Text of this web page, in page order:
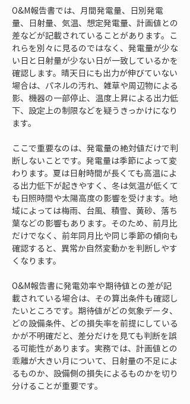
O&M報告書では、月間発電量、日別発電
量、日射量、気温、想定発電量、計画値との
差などが記載されていることがあります。こ
れらを別々に見るのではなく、発電量が少な
い日と日射量が少ない日が一致しているかを
確認します。晴天日にも出力が伸びていない
場合は、パネルの汚れ、雑草や周辺物による
影、機器の一部停止、温度上昇による出力低
下、設定上の制限などを疑うきっかけになり
ます。
ここで重要なのは、発電量の絶対値だけで判
断しないことです。発電量は季節によって変
わります。夏は日射時間が長くても高温によ
る出力低下が起きやすく、冬は気温が低くて
も日照時間や太陽高度の影響を受けます。地
域によっては梅雨、台風、積雪、黄砂、落ち
葉などの影響もあります。そのため、前月比
だけでなく、前年同月比や同じ季節の傾向も
確認すると、異常か自然変動かを判断しやす
くなります。
O&M報告書に発電効率や期待値との差が記
載されている場合は、その算出条件も確認し
たいところです。期待値がどの気象データ、
どの設備条件、どの損失率を前提にしている
かが不明確だと、差分だけを見ても判断を誤
る可能性があります。実務では、計画値との
乖離が大きい月について、日射量の不足によ
るものか、設備側の損失によるものかを切り
分けることが重要です。